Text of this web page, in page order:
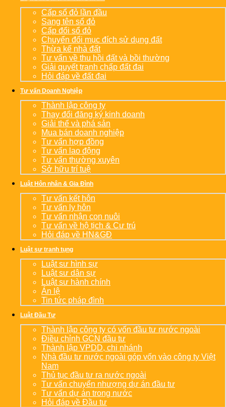
Cấp sổ đỏ lần đầu
Sang tên sổ đỏ
Cấp đổi sổ đỏ
Chuyển đổi mục đích sử dụng đất
Thừa kế nhà đất
Tư vấn về thu hồi đất và bồi thường
Giải quyết tranh chấp đất đai
Hỏi đáp về đất đai
Tư vấn Doanh Nghiệp
Thành lập công ty
Thay đổi đăng ký kinh doanh
Giải thể và phá sản
Mua bán doanh nghiệp
Tư vấn hợp đồng
Tư vấn lao động
Tư vấn thường xuyên
Sở hữu trí tuệ
Luật Hôn nhân & Gia Đình
Tư vấn kết hôn
Tư vấn ly hôn
Tư vấn nhận con nuôi
Tư vấn về hộ tịch & Cư trú
Hỏi đáp về HN&GĐ
Luật sư tranh tụng
Luật sư hình sự
Luật sư dân sự
Luật sư hành chính
Án lệ
Tin tức pháp đình
Luật Đầu Tư
Thành lập công ty có vốn đầu tư nước ngoài
Điều chỉnh GCN đầu tư
Thành lập VPDD, chi nhánh
Nhà đầu tư nước ngoài góp vốn vào công ty Việt
Nam
Thủ tục đầu tư ra nước ngoài
Tư vấn chuyển nhượng dự án đầu tư
Tư vấn dự án trong nước
Hỏi đáp về Đầu tư